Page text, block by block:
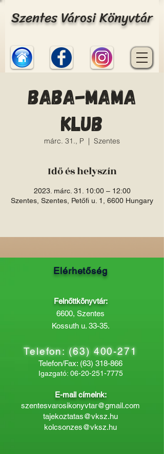
Szentes Városi Könyvtár
Baba-Mama
Klub
márc. 31., P
  |
Szentes
Idő és helyszín
2023. márc. 31. 10:00 – 12:00
Szentes, Szentes, Petőfi u. 1, 6600 Hungary
Elérhetőség
Felnőttkönyvtár:
6600, Szentes
Kossuth u. 33-35.
Telefon:(63) 400-271
Telefon/Fax: (63) 318-866
Igazgató: 06-20-251-7775
E-mail címeink:
szentesvarosikonyvtar@gmail.com
tajekoztatas@vksz.hu
kolcsonzes@vksz.hu